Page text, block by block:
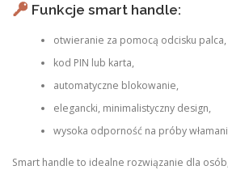
Funkcje smart handle:
otwieranie za pomocą odcisku palca,
kod PIN lub karta,
automatyczne blokowanie,
elegancki, minimalistyczny design,
wysoka odporność na próby
Smart handle to idealne rozwiązanie dla